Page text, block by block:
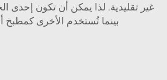
غير تقليدية. لذا يمكن أن تكون إحدى
بينما تُستخدم الأخرى كمطبخ